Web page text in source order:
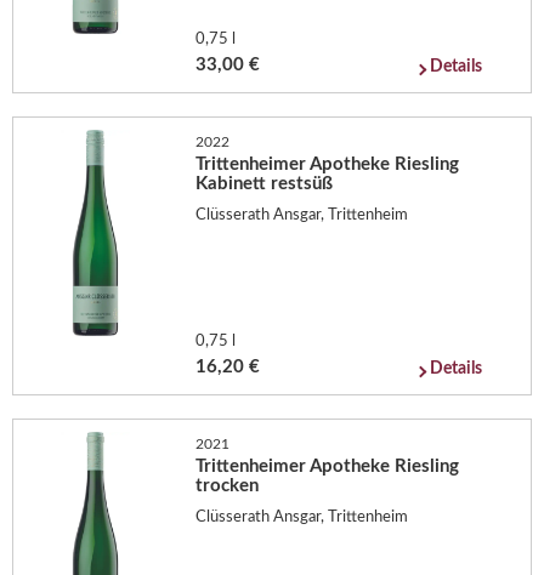
0,75 l
33,00 € Details
2022
Trittenheimer Apotheke Riesling
Kabinett restsüß
Clüsserath Ansgar, Trittenheim
0,75 l
16,20 € Details
2021
Trittenheimer Apotheke Riesling
trocken
Clüsserath Ansgar, Trittenheim